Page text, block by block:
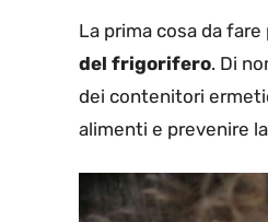
La prima cosa da
del frigorifero. Di
dei contenitori
alimenti e prevenire